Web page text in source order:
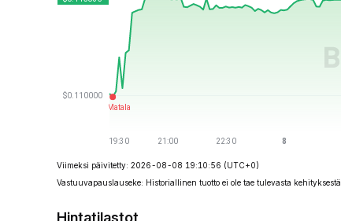
Viimeksi päivitetty: 2026-08-08 19:10:56 (UTC+0)
Vastuuvapauslauseke: Historiallinen tuotto ei ole tae tulevasta kehityksestä.
Hintatilastot